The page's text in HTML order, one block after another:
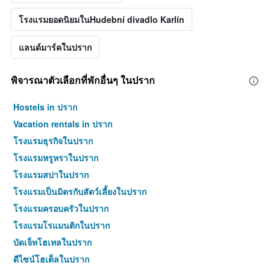
โรงแรมยอดนิยมในHudební divadlo Karlín
แลนด์มาร์คในปราก
พิจารณาตัวเลือกที่พักอื่นๆ ในปราก
Hostels in ปราก
Vacation rentals in ปราก
โรงแรมธุรกิจในปราก
โรงแรมหรูหราในปราก
โรงแรมสปาในปราก
โรงแรมเป็นมิตรกับสัตว์เลี้ยงในปราก
โรงแรมครอบครัวในปราก
โรงแรมโรแมนติกในปราก
บัดเจ็ทโฮเทลในปราก
ดีไซน์โฮเต็ลในปราก